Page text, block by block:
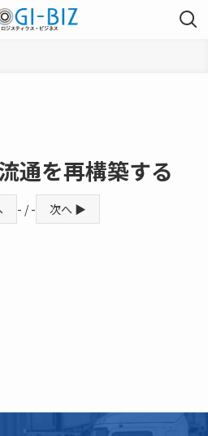
通を再構築する
- / - 次へ ▶